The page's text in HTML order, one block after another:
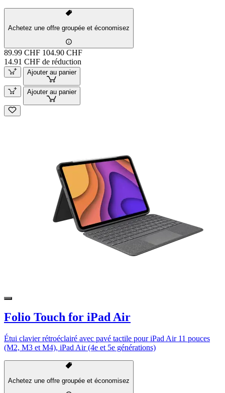
Achetez une offre groupée et économisez
89.99 CHF 104.90 CHF
14.91 CHF de réduction
Ajouter au panier
Ajouter au panier
Folio Touch for iPad Air
Étui clavier rétroéclairé avec pavé tactile pour iPad Air 11 pouces
(M2, M3 et M4), iPad Air (4e et 5e générations)
Achetez une offre groupée et économisez